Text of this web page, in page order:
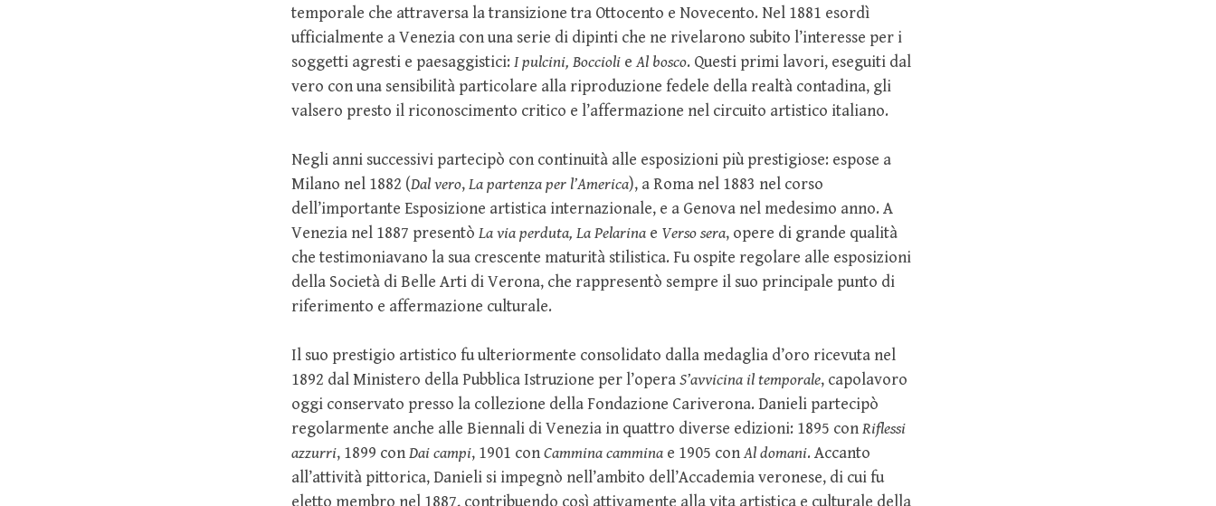
temporale che attraversa la transizione tra Ottocento e Novecento. Nel 1881 esordì
ufficialmente a Venezia con una serie di dipinti che ne rivelarono subito l’interesse per i
soggetti agresti e paesaggistici: I pulcini, Boccioli eAl bosco. Questi primi lavori, eseguiti dal
vero con una sensibilità particolare alla riproduzione fedele della realtà contadina, gli
valsero presto il riconoscimento critico e l’affermazione nel circuito artistico italiano.
Negli anni successivi partecipò con continuità alle esposizioni più prestigiose: espose a
Milano nel 1882 (Dal vero,La partenza per l’America), a Roma nel 1883 nel corso
dell’importante Esposizione artistica internazionale, e a Genova nel medesimo anno. A
Venezia nel 1887 presentò La via perduta, La Pelarina e Verso sera, opere di grande qualità
che testimoniavano la sua crescente maturità stilistica. Fu ospite regolare alle esposizioni
della Società di Belle Arti di Verona, che rappresentò sempre il suo principale punto di
riferimento e affermazione culturale.
Il suo prestigio artistico fu ulteriormente consolidato dalla medaglia d’oro ricevuta nel
1892 dal Ministero della Pubblica Istruzione per l’operaS’avvicina il temporale, capolavoro
oggi conservato presso la collezione della Fondazione Cariverona. Danieli partecipò
regolarmente anche alle Biennali di Venezia in quattro diverse edizioni: 1895 conRiflessi
azzurri, 1899 conDai campi, 1901 conCammina cammina e 1905 conAl domani. Accanto
all’attività pittorica, Danieli si impegnò nell’ambito dell’Accademia veronese, di cui fu
eletto membro nel 1887, contribuendo così attivamente alla vita artistica e culturale della